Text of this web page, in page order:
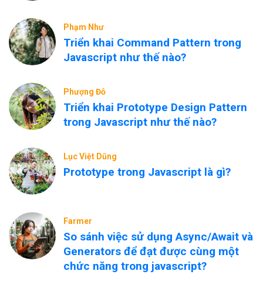
Phạm Như
Triển khai Command Pattern trong
Javascript như thế nào?
Phượng Đỗ
Triển khai Prototype Design Pattern
trong Javascript như thế nào?
Lục Việt Dũng
Prototype trong Javascript là gì?
Farmer
So sánh việc sử dụng Async/Await và
Generators để đạt được cùng một
chức năng trong javascript?